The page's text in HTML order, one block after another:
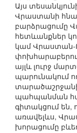
Այս
Վրաստանի
բարձրացումը
հետևանքներ
կամ Վրաստան-
այլև լուրջ
պարունակում
տարածաշրջանի
պահպանման
գիտակցում են,
առավելևս,
խորացումը